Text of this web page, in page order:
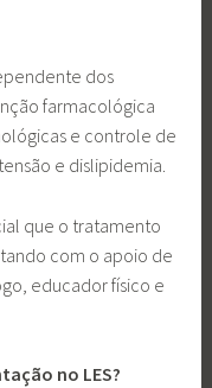
dos
farmacológica
e controle de
e dislipidemia.
que o tratamento
com o apoio de
educador físico e
no LES?